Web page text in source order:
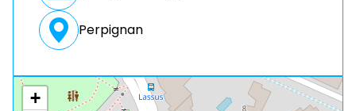
Perpignan
+